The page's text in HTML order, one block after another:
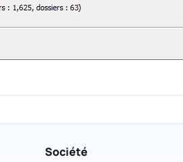
Société